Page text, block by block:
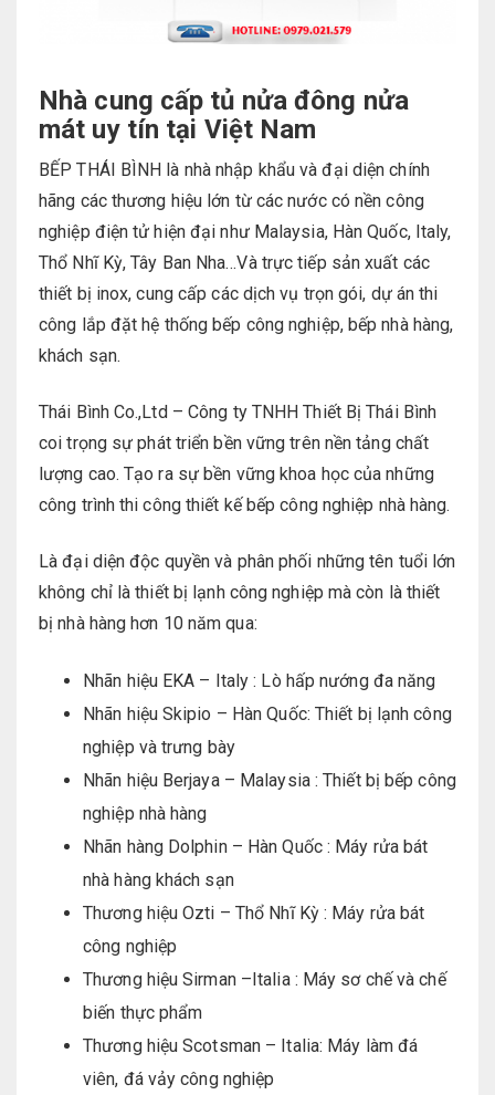
Nhà cung cấp tủ nửa đông nửa
mát uy tín tại Việt Nam
BẾP THÁI BÌNH là nhà nhập khẩu và đại diện chính
hãng các thương hiệu lớn từ các nước có nền công
nghiệp điện tử hiện đại như Malaysia, Hàn Quốc, Italy,
Thổ Nhĩ Kỳ, Tây Ban Nha…Và trực tiếp sản xuất các
thiết bị inox, cung cấp các dịch vụ trọn gói, dự án thi
công lắp đặt hệ thống bếp công nghiệp, bếp nhà hàng,
khách sạn.
Thái Bình Co.,Ltd – Công ty TNHH Thiết Bị Thái Bình
coi trọng sự phát triển bền vững trên nền tảng chất
lượng cao. Tạo ra sự bền vững khoa học của những
công trình thi công thiết kế bếp công nghiệp nhà hàng.
Là đại diện độc quyền và phân phối những tên tuổi lớn
không chỉ là thiết bị lạnh công nghiệp mà còn là thiết
bị nhà hàng hơn 10 năm qua:
Nhãn hiệu EKA – Italy : Lò hấp nướng đa năng
Nhãn hiệu Skipio – Hàn Quốc: Thiết bị lạnh công
nghiệp và trưng bày
Nhãn hiệu Berjaya – Malaysia : Thiết bị bếp công
nghiệp nhà hàng
Nhãn hàng Dolphin – Hàn Quốc : Máy rửa bát
nhà hàng khách sạn
Thương hiệu Ozti – Thổ Nhĩ Kỳ : Máy rửa bát
công nghiệp
Thương hiệu Sirman –Italia : Máy sơ chế và chế
biến thực phẩm
Thương hiệu Scotsman – Italia: Máy làm đá
viên, đá vảy công nghiệp